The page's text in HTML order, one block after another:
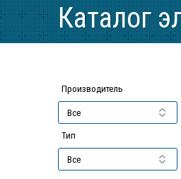
Каталог
Производитель
Тип